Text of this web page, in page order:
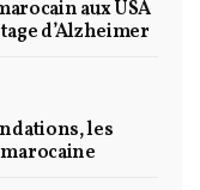
aux USA
d’Alzheimer
les